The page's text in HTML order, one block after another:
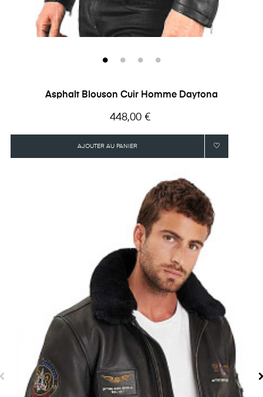
Asphalt Blouson Cuir Homme Daytona
Prix
448,00 €
AJOUTER AU PANIER